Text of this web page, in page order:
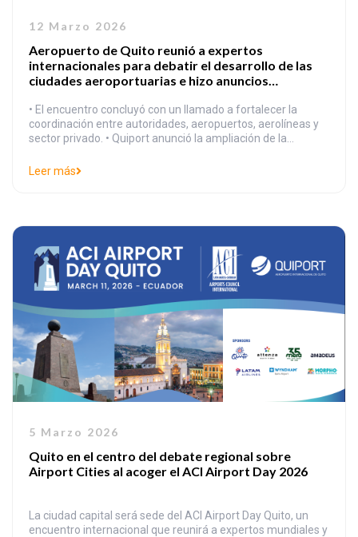
12 Marzo 2026
Aeropuerto de Quito reunió a expertos
internacionales para debatir el desarrollo de las
ciudades aeroportuarias e hizo anuncios
• El encuentro concluyó con un llamado a fortalecer la
coordinación entre autoridades, aeropuertos, aerolíneas y
sector privado. • Quiport anunció la ampliación de la
Sucre, una nueva posición para aeronaves y mejoras
Leer más
5 Marzo 2026
Quito en el centro del debate regional sobre
Airport Cities al acoger el ACI Airport Day 2026
La ciudad capital será sede del ACI Airport Day Quito, un
encuentro internacional que reunirá a expertos mundiales y